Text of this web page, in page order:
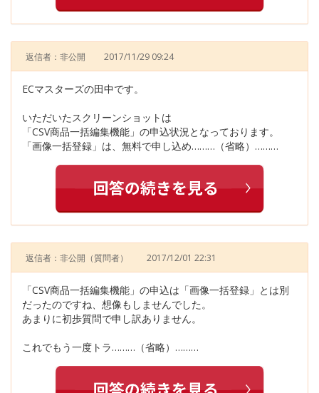
返信者：非公開 2017/11/29 09:24
ECマスターズの田中です。
いただいたスクリーンショットは
「CSV商品一括編集機能」の申込状況となっております。
「画像一括登録」は、無料で申し込め………（省略）………
返信者：非公開 （質問者） 2017/12/01 22:31
「CSV商品一括編集機能」の申込は「画像一括登録」とは別
だったのですね、想像もしませんでした。
あまりに初歩質問で申し訳ありません。
これでもう一度トラ………（省略）………